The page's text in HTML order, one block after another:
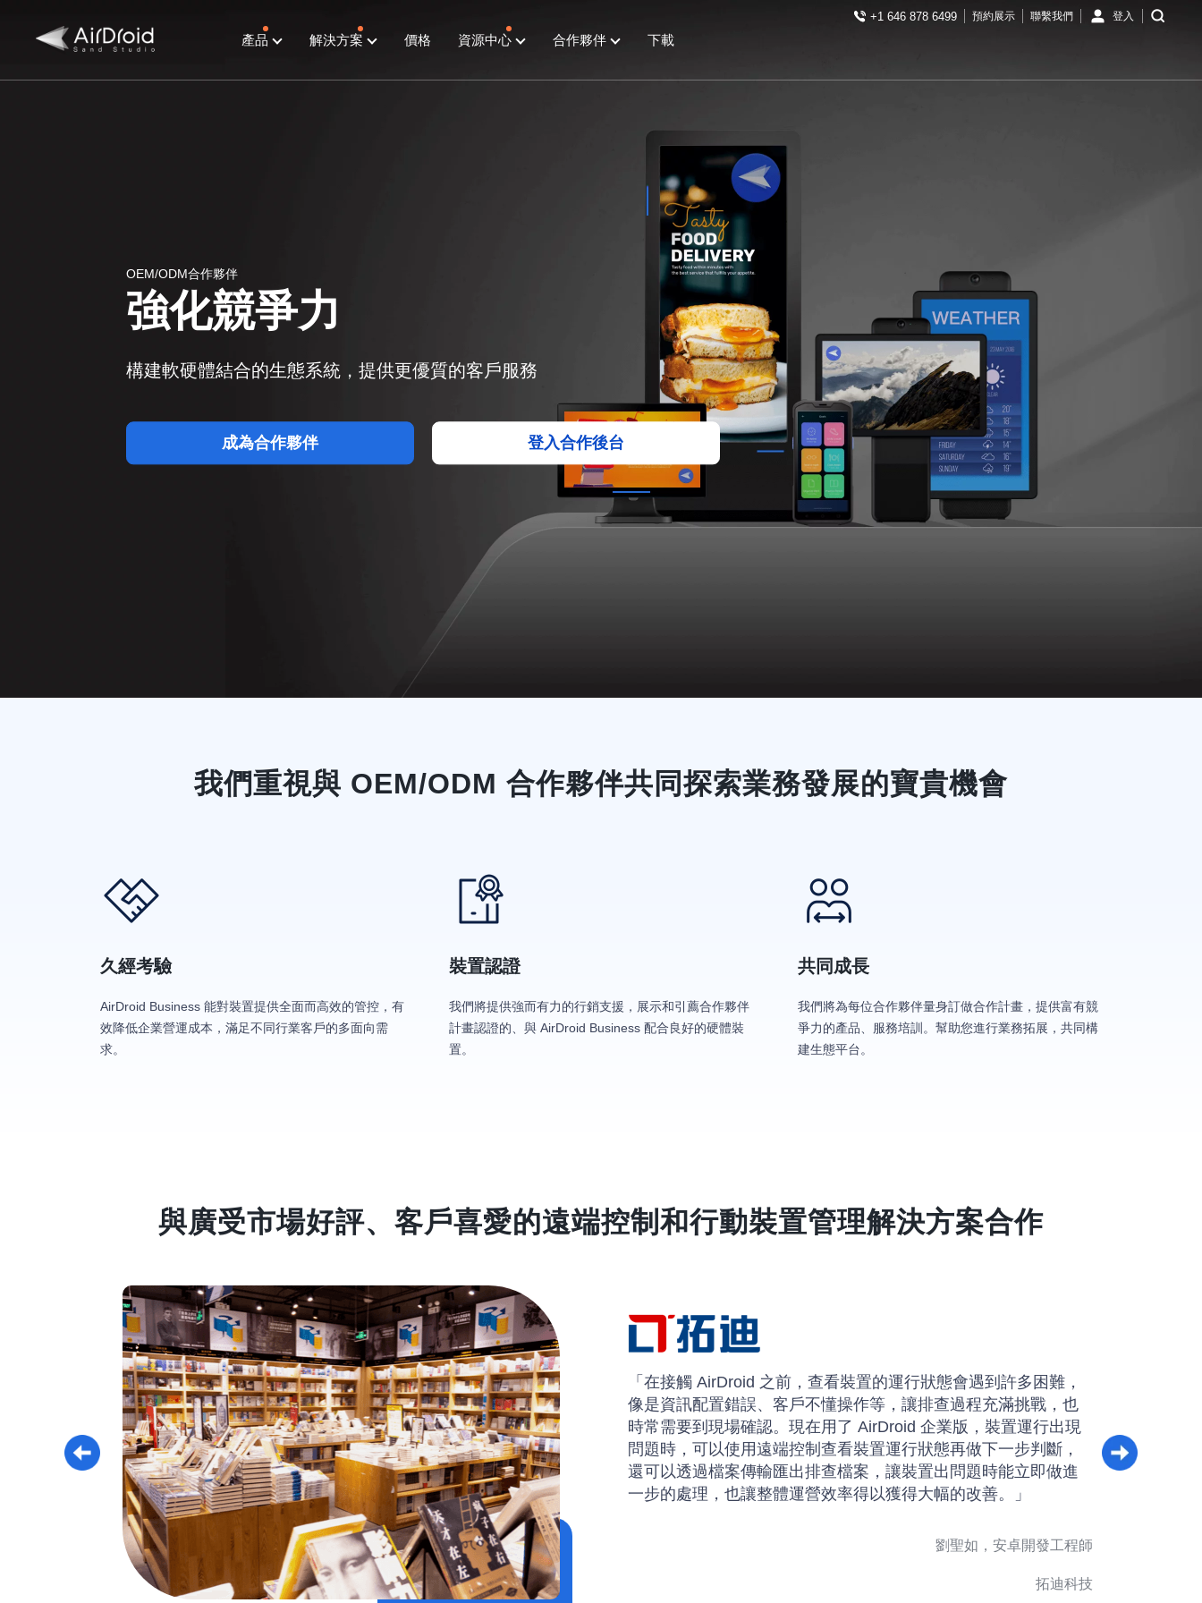
產品 解決方案 價格 資源中心 合作夥伴 下載
+1 646 878 6499 預約展示 聯繫我們 登入
OEM/ODM合作夥伴
強化競爭力
構建軟硬體結合的生態系統，提供更優質的客戶服務
成為合作夥伴 登入合作後台
我們重視與 OEM/ODM 合作夥伴共同探索業務發展的寶貴機會
久經考驗
AirDroid Business 能對裝置提供全面而高效的管控，有
效降低企業營運成本，滿足不同行業客戶的多面向需
求。
裝置認證
我們將提供強而有力的行銷支援，展示和引薦合作夥伴
計畫認證的、與 AirDroid Business 配合良好的硬體裝
置。
共同成長
我們將為每位合作夥伴量身訂做合作計畫，提供富有競
爭力的產品、服務培訓。幫助您進行業務拓展，共同構
建生態平台。
與廣受市場好評、客戶喜愛的遠端控制和行動裝置管理解決方案合作
「河南質佳提供各式服務，使用 AirDroid 企業版的契機是快遞櫃
專案的執行。這是一個無人值守的裝置，主要提供客戶寄、收快
遞貨物，因此，維繫提供服務的軟體正常運作是我主要的工作。
使用 AirDroid 企業版的遠端控制能在發生問題如無法觸控、無法
完成訂單時，能快速排查問題並予以解決，提升解決問題的效
率。」